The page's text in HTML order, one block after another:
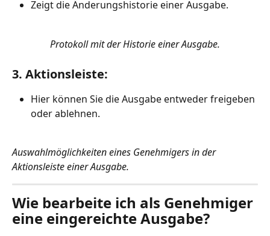
Zeigt die Änderungshistorie einer Ausgabe.
Protokoll mit der Historie einer Ausgabe.
3. Aktionsleiste:
Hier können Sie die Ausgabe entweder freigeben
oder ablehnen.
Auswahlmöglichkeiten eines Genehmigers in der
Aktionsleiste einer Ausgabe.
Wie bearbeite ich als Genehmiger
eine eingereichte Ausgabe?